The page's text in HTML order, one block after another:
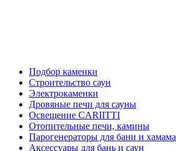
Подбор каменки
Строительство саун
Электрокаменки
Дровяные печи для сауны
Освещение CARIITTI
Отопительные печи, камины
Парогенераторы для бани и хамама
Аксессуары для бань и саун